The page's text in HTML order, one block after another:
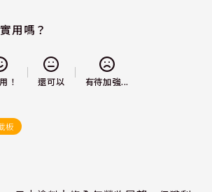
用嗎？
！ 還可以 有待加強...
板